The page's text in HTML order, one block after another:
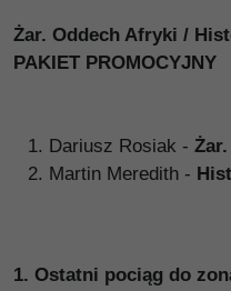
Żar. Oddech Afryki /
PAKIET PROMOCYJNY
Dariusz Rosiak -
Martin Meredith -
1. Ostatni pociąg do